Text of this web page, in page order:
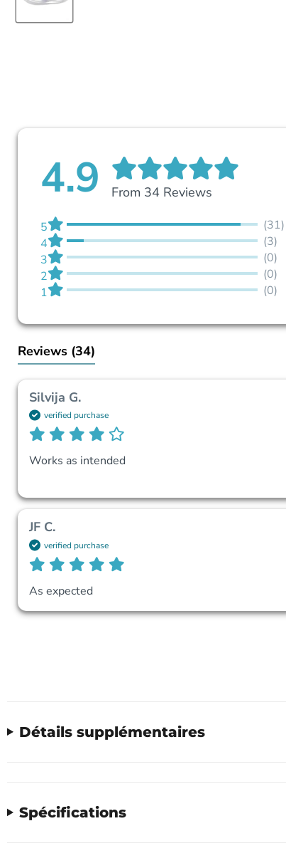
4.9 From 34 Reviews
5
(31)
4
(3)
3
(0)
2
(0)
1
(0)
Reviews (34)
Silvija G.
verified purchase
Works as intended
JF C.
verified purchase
As expected
Détails supplémentaires
Spécifications